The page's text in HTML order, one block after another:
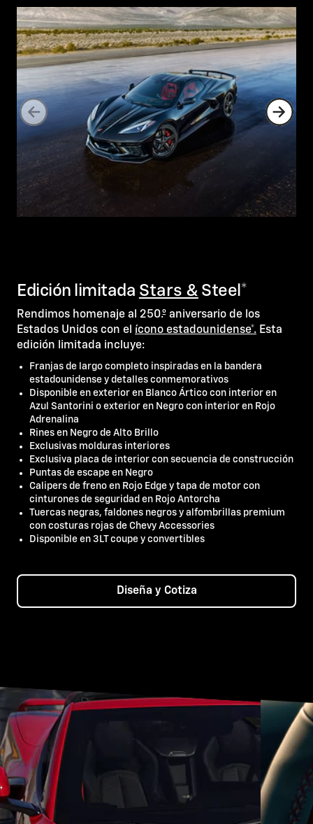
Edición limitada Stars & Steel*
Rendimos homenaje al 250.º aniversario de los
Estados Unidos con el ícono estadounidense*. Esta
edición limitada incluye:
Franjas de largo completo inspiradas en la bandera
estadounidense y detalles conmemorativos
Disponible en exterior en Blanco Ártico con interior en
Azul Santorini o exterior en Negro con interior en Rojo
Adrenalina
Rines en Negro de Alto Brillo
Exclusivas molduras interiores
Exclusiva placa de interior con secuencia de construcción
Puntas de escape en Negro
Calipers de freno en Rojo Edge y tapa de motor con
cinturones de seguridad en Rojo Antorcha
Tuercas negras, faldones negros y alfombrillas premium
con costuras rojas de Chevy Accessories
Disponible en 3LT coupe y convertibles
Diseña y Cotiza